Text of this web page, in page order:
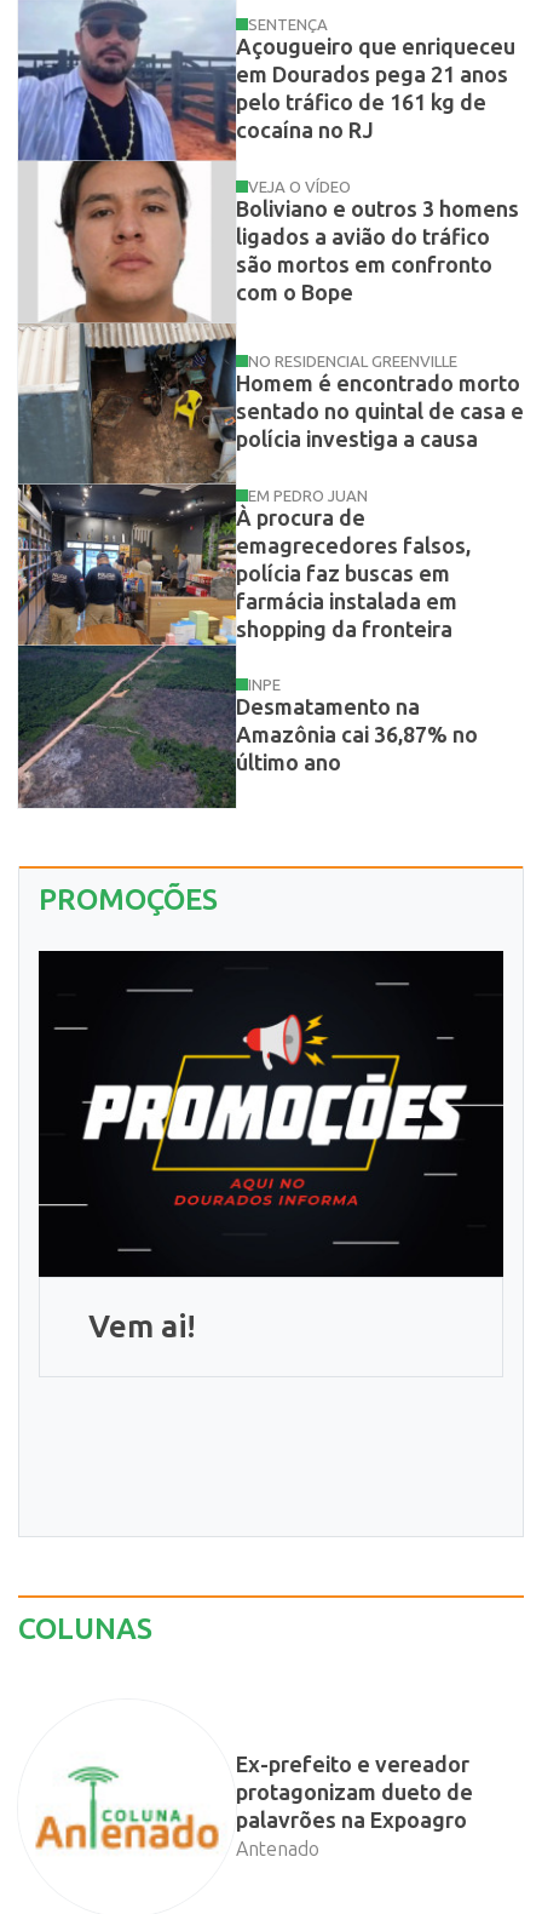
SENTENÇA
Açougueiro que enriqueceu
em Dourados pega 21 anos
pelo tráfico de 161 kg de
cocaína no RJ
VEJA O VÍDEO
Boliviano e outros 3 homens
ligados a avião do tráfico
são mortos em confronto
com o Bope
NO RESIDENCIAL GREENVILLE
Homem é encontrado morto
sentado no quintal de casa e
polícia investiga a causa
EM PEDRO JUAN
À procura de
emagrecedores falsos,
polícia faz buscas em
farmácia instalada em
shopping da fronteira
INPE
Desmatamento na
Amazônia cai 36,87% no
último ano
PROMOÇÕES
Vem ai!
COLUNAS
Ex-prefeito e vereador
protagonizam dueto de
palavrões na Expoagro
Antenado